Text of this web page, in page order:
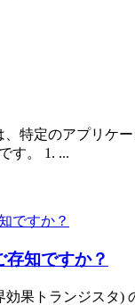
特定のアプリケ
す。 1. ...
知ですか？
効果トランジスタ